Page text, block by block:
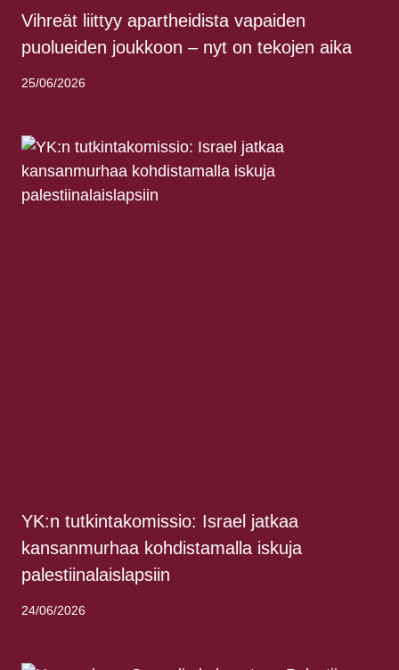
Vihreät liittyy apartheidista vapaiden
puolueiden joukkoon – nyt on tekojen aika
25/06/2026
YK:n tutkintakomissio: Israel jatkaa
kansanmurhaa kohdistamalla iskuja
palestiinalaislapsiin
24/06/2026